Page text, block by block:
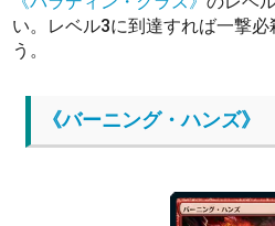
い。レベル3に到達すれば一撃
う。
《バーニング・ハンズ》